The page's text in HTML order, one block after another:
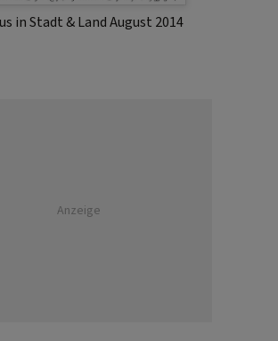
in Stadt & Land August 2014
Anzeige